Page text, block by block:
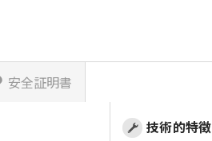
安全証明書
技術的特徴